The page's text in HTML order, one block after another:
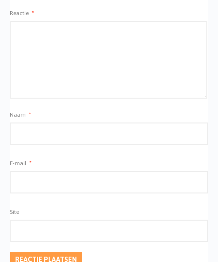
Reactie *
Naam *
E-mail *
Site